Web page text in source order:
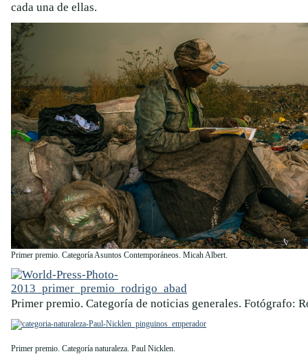
cada una de ellas.
Primer premio. Categoría Asuntos Contemporáneos. Micah Albert.
Primer premio. Categoría de noticias generales. Fotógrafo:
Primer premio. Categoría naturaleza. Paul Nicklen.